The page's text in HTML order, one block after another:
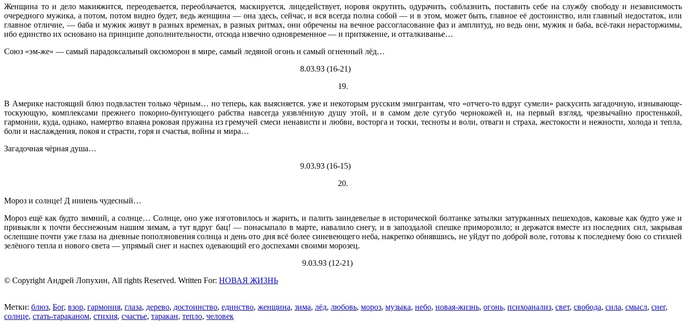
Женщина то и дело макияжится, переодевается, переоблачается, маскируется, лицедействует, норовя окрутить, одурачить, соблазнить, поставить себе на службу свободу и независимость
очередного мужика, а потом, потом видно будет, ведь женщина — она здесь, сейчас, и вся всегда полна собой — и в этом, может быть, главное её достоинство, или главный недостаток, или
главное отличие, — баба и мужик живут в разных временах, в разных ритмах, они обречены на вечное рассогласование фаз и амплитуд, но ведь они, мужик и баба, всё-таки нерасторжимы,
ибо единство их основано на принципе дополнительности, отсюда извечно одновременное — и притяжение, и отталкиванье…
Союз «эм-же» — самый парадоксальный оксюморон в мире, самый ледяной огонь и самый огненный лёд…
8.03.93 (16-21)
19.
В Америке настоящий блюз подвластен только чёрным… но теперь, как выясняется. уже и некоторым русским эмигрантам, что «отчего-то вдруг сумели» раскусить загадочную, изнывающе-
тоскующую, комплексами прежнего покорно-бунтующего рабства навсегда уязвлённую душу этой, и в самом деле сугубо чернокожей и, на первый взгляд, чрезвычайно простенькой,
гармонии, куда, однако, намертво впаяна роковая пружина из гремучей смеси ненависти и любви, восторга и тоски, тесноты и воли, отваги и страха, жестокости и нежности, холода и тепла,
боли и наслаждения, покоя и страсти, горя и счастья, войны и мира…
Загадочная чёрная душа…
9.03.93 (16-15)
20.
Мороз и солнце! Д иииень чудесный…
Мороз ещё как будто зимний, а солнце… Солнце, оно уже изготовилось и жарить, и палить заиндевелые в исторической болтанке затылки затурканных пешеходов, каковые как будто уже и
привыкли к почти бесснежным нашим зимам, а тут вдруг бац! — понасыпало в марте, навалило снегу, и в запоздалой спешке приморозило; и держатся вместе из последних сил, закрывая
ослепшие почти уже глаза на дневные поползновения солнца и день ото дня всё более синевеющего неба, накрепко обнявшись, не уйдут по доброй воле, готовы к последнему бою со стихией
зелёного тепла и нового света — упрямый снег и наспех одевающий его доспехами своими морозец.
9.03.93 (12-21)
© Copyright Андрей Лопухин, All rights Reserved. Written For: НОВАЯ ЖИЗНЬ
Метки: блюз, Бог, взор, гармония, глаза, дерево, достоинство, единство, женщина, зима, лёд, любовь, мороз, музыка, небо, новая-жизнь, огонь, психоанализ, свет, свобода, сила, смысл, снег,
солнце, стать-тараканом, стихия, счастье, таракан, тепло, человек